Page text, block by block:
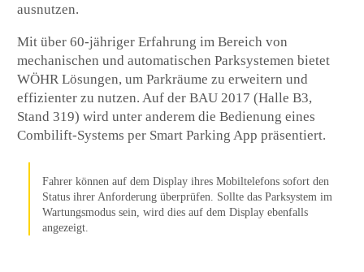
ausnutzen.
Mit über 60-jähriger Erfahrung im Bereich von
mechanischen und automatischen Parksystemen bietet
WÖHR Lösungen, um Parkräume zu erweitern und
effizienter zu nutzen. Auf der BAU 2017 (Halle B3,
Stand 319) wird unter anderem die Bedienung eines
Combilift-Systems per Smart Parking App präsentiert.
Fahrer können auf dem Display ihres Mobiltelefons sofort den
Status ihrer Anforderung überprüfen. Sollte das Parksystem im
Wartungsmodus sein, wird dies auf dem Display ebenfalls
angezeigt.